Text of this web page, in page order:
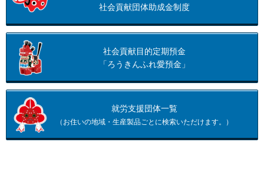
社会貢献団体助成金制度
社会貢献目的定期預金
「ろうきんふれ愛預金」
就労支援団体一覧
（お住いの地域・生産製品ごとに検索いただけます。）